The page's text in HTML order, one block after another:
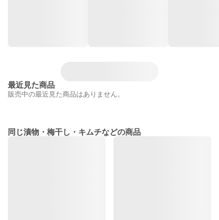
最近見た商品
販売中の最近見た商品はありません。
同じ漬物・梅干し・キムチなどの商品